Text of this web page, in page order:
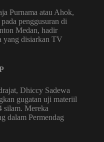
Purnama atau Ahok,
penggusuran di
Medan, hadir
yang disiarkan TV
Dhiccy Sadewa
gugatan uji materiil
silam. Mereka
dalam Permendag